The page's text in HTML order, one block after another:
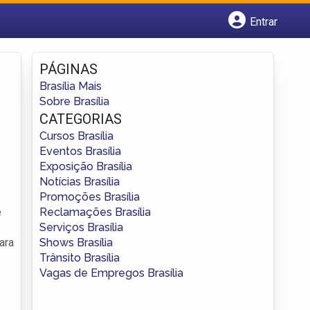
Entrar
Fazer login
Criar conta
PÁGINAS
Brasília Mais
Sobre Brasília
CATEGORIAS
Cursos Brasília
Eventos Brasília
Exposição Brasília
Notícias Brasília
Promoções Brasília
Reclamações Brasília
Serviços Brasília
Shows Brasília
Trânsito Brasília
Vagas de Empregos Brasília